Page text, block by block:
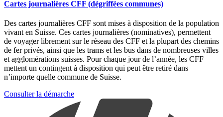
Cartes journalières CFF (dégriffées communes)
Des cartes journalières CFF sont mises à disposition de la population
vivant en Suisse. Ces cartes journalières (nominatives), permettent
de voyager librement sur le réseau des CFF et la plupart des chemins
de fer privés, ainsi que les trams et les bus dans de nombreuses villes
et agglomérations suisses. Pour chaque jour de l’année, les CFF
mettent un contingent à disposition qui peut être retiré dans
n’importe quelle commune de Suisse.
Consulter la démarche